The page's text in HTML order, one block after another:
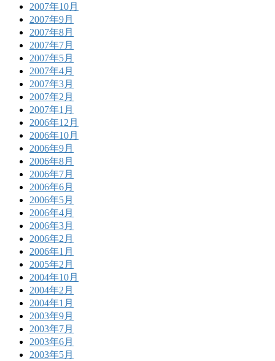
2007年10月
2007年9月
2007年8月
2007年7月
2007年5月
2007年4月
2007年3月
2007年2月
2007年1月
2006年12月
2006年10月
2006年9月
2006年8月
2006年7月
2006年6月
2006年5月
2006年4月
2006年3月
2006年2月
2006年1月
2005年2月
2004年10月
2004年2月
2004年1月
2003年9月
2003年7月
2003年6月
2003年5月